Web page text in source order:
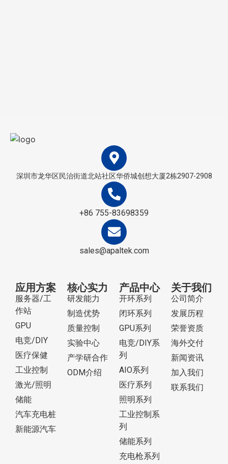
深圳市龙华区民治街道北站社区华侨城创想大厦2栋2907-2908
+86 755-83698359
sales@apaltek.com
应用方案
服务器/工
作站
GPU
电竞/DIY
医疗保健
工业控制
激光/照明
储能
汽车充电桩
新能源汽车
核心实力
研发能力
制造优势
质量控制
实验中心
产学研合作
ODM介绍
产品中心
开环系列
闭环系列
GPU系列
电竞/DIY系
列
AIO系列
医疗系列
照明系列
工业控制系
列
储能系列
充电枪系列
关于我们
公司简介
发展历程
荣誉资质
海外交付
新闻资讯
加入我们
联系我们